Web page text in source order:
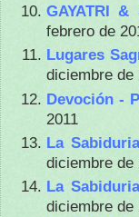
GAYATRI &
febrero de
Lugares
diciembre de
Devoción -
2011
La
diciembre de
La
diciembre de